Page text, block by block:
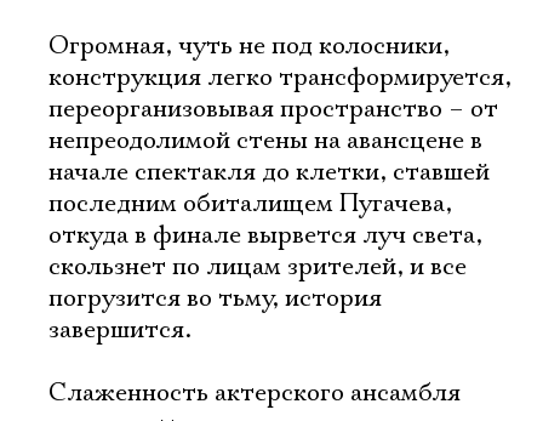
Огромная, чуть не под колосники,
конструкция легко трансформируется,
переорганизовывая пространство – от
непреодолимой стены на авансцене в
начале спектакля до клетки, ставшей
последним обиталищем Пугачева,
откуда в финале вырвется луч света,
скользнет по лицам зрителей, и все
погрузится во тьму, история
завершится.
Слаженность актерского ансамбля